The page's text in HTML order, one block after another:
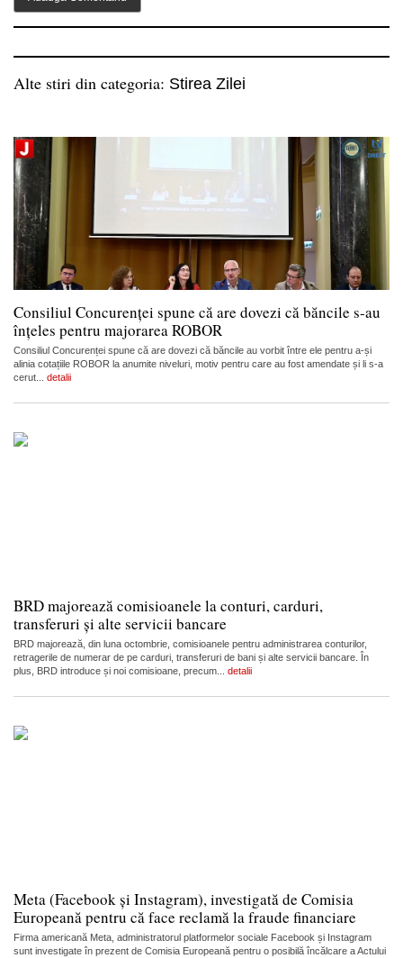
Alte stiri din categoria: Stirea Zilei
Consiliul Concurenței spune că are dovezi că băncile s-au
înțeles pentru majorarea ROBOR
Consiliul Concurenței spune că are dovezi că băncile au vorbit între ele pentru a-și
alinia cotațiile ROBOR la anumite niveluri, motiv pentru care au fost amendate și li s-a
cerut... detalii
BRD majorează comisioanele la conturi, carduri,
transferuri și alte servicii bancare
BRD majorează, din luna octombrie, comisioanele pentru administrarea conturilor,
retragerile de numerar de pe carduri, transferuri de bani și alte servicii bancare. În
plus, BRD introduce și noi comisioane, precum... detalii
Meta (Facebook și Instagram), investigată de Comisia
Europeană pentru că face reclamă la fraude financiare
Firma americană Meta, administratorul platformelor sociale Facebook și Instagram
sunt investigate în prezent de Comisia Europeană pentru o posibilă încălcare a Actului